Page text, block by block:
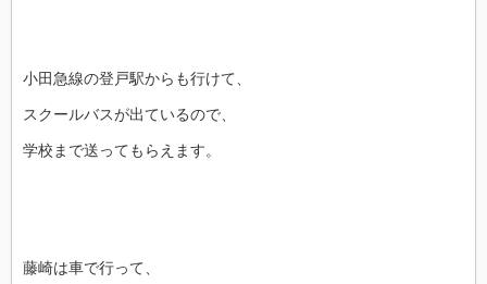
小田急線の登戸駅からも行けて、
スクールバスが出ているので、
学校まで送ってもらえます。
藤崎は車で行って、